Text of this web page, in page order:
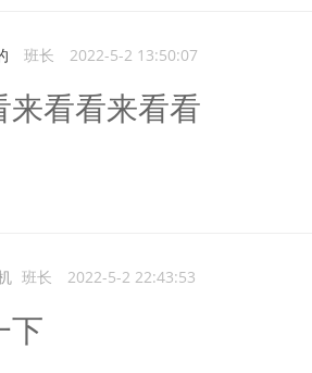
班长 2022-5-2 13:50:07
来看看来看看
班长 2022-5-2 22:43:53
下